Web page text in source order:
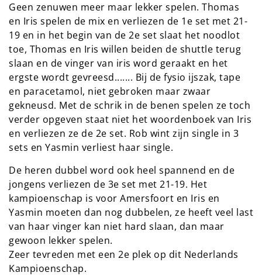
Geen zenuwen meer maar lekker spelen. Thomas
en Iris spelen de mix en verliezen de 1e set met 21-
19 en in het begin van de 2e set slaat het noodlot
toe, Thomas en Iris willen beiden de shuttle terug
slaan en de vinger van iris word geraakt en het
ergste wordt gevreesd....... Bij de fysio ijszak, tape
en paracetamol, niet gebroken maar zwaar
gekneusd. Met de schrik in de benen spelen ze toch
verder opgeven staat niet het woordenboek van Iris
en verliezen ze de 2e set. Rob wint zijn single in 3
sets en Yasmin verliest haar single.
De heren dubbel word ook heel spannend en de
jongens verliezen de 3e set met 21-19. Het
kampioenschap is voor Amersfoort en Iris en
Yasmin moeten dan nog dubbelen, ze heeft veel last
van haar vinger kan niet hard slaan, dan maar
gewoon lekker spelen.
Zeer tevreden met een 2e plek op dit Nederlands
Kampioenschap.